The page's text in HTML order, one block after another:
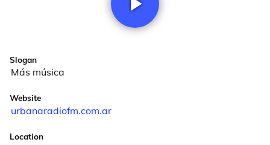
Slogan
Más música
Website
urbanaradiofm.com.ar
Location